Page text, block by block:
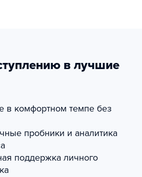
в лучшие
в комфортном темпе без
пробники и аналитика
поддержка личного